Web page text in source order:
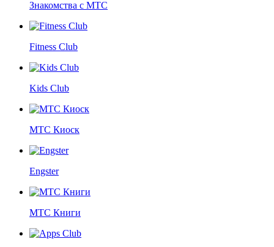
Знакомства с МТС
Fitness Club
Kids Club
МТС Киоск
Engster
МТС Книги